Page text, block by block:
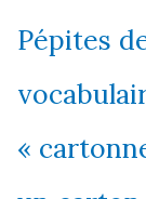
Pépites
«